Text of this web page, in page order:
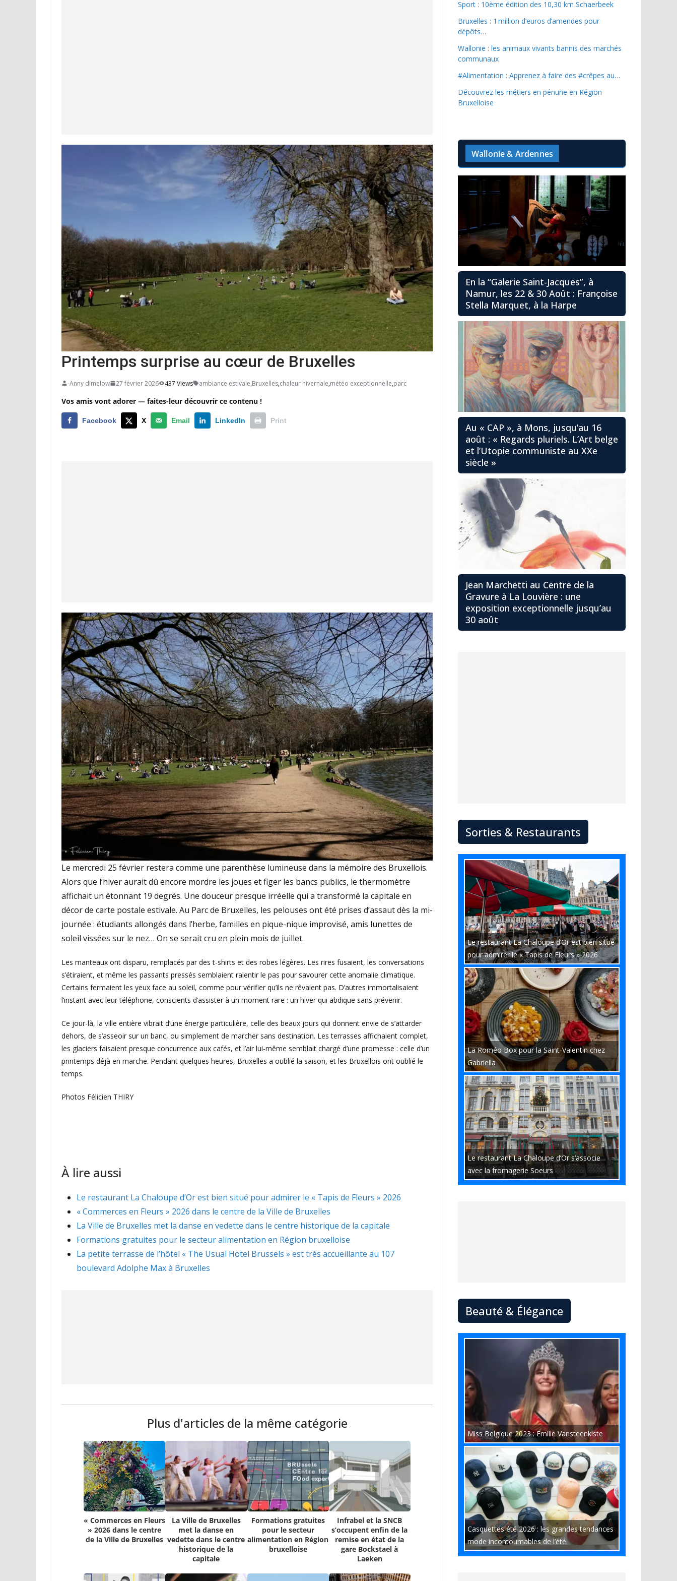
Printemps surprise au cœur de Bruxelles
-Anny dimelow 27 février 2026 437 Views ambiance estivale,Bruxelles,chaleur hivernale,météo exceptionnelle,parc
Vos amis vont adorer — faites-leur découvrir ce contenu !
Facebook X Email LinkedIn Print
Le mercredi 25 février restera comme une parenthèse lumineuse dans la mémoire des Bruxellois.
Alors que l’hiver aurait dû encore mordre les joues et figer les bancs publics, le thermomètre
affichait un étonnant 19 degrés. Une douceur presque irréelle qui a transformé la capitale en
décor de carte postale estivale. Au Parc de Bruxelles, les pelouses ont été prises d’assaut dès la mi-
journée : étudiants allongés dans l’herbe, familles en pique-nique improvisé, amis lunettes de
soleil vissées sur le nez… On se serait cru en plein mois de juillet.
Les manteaux ont disparu, remplacés par des t-shirts et des robes légères. Les rires fusaient, les conversations
s’étiraient, et même les passants pressés semblaient ralentir le pas pour savourer cette anomalie climatique.
Certains fermaient les yeux face au soleil, comme pour vérifier qu’ils ne rêvaient pas. D’autres immortalisaient
l’instant avec leur téléphone, conscients d’assister à un moment rare : un hiver qui abdique sans prévenir.
Ce jour-là, la ville entière vibrait d’une énergie particulière, celle des beaux jours qui donnent envie de s’attarder
dehors, de s’asseoir sur un banc, ou simplement de marcher sans destination. Les terrasses affichaient complet,
les glaciers faisaient presque concurrence aux cafés, et l’air lui-même semblait chargé d’une promesse : celle d’un
printemps déjà en marche. Pendant quelques heures, Bruxelles a oublié la saison, et les Bruxellois ont oublié le
temps.
Photos Félicien THIRY
À lire aussi
Le restaurant La Chaloupe d’Or est bien situé pour admirer le « Tapis de Fleurs » 2026
« Commerces en Fleurs » 2026 dans le centre de la Ville de Bruxelles
La Ville de Bruxelles met la danse en vedette dans le centre historique de la capitale
Formations gratuites pour le secteur alimentation en Région bruxelloise
La petite terrasse de l’hôtel « The Usual Hotel Brussels » est très accueillante au 107
boulevard Adolphe Max à Bruxelles
Plus d'articles de la même catégorie
« Commerces en Fleurs
» 2026 dans le centre
de la Ville de Bruxelles
La Ville de Bruxelles
met la danse en
vedette dans le centre
historique de la
capitale
Formations gratuites
pour le secteur
alimentation en Région
bruxelloise
Infrabel et la SNCB
s’occupent enfin de la
remise en état de la
gare Bockstael à
Laeken
Sport : 10ème édition des 10,30 km Schaerbeek
Bruxelles : 1 million d’euros d’amendes pour
dépôts…
Wallonie : les animaux vivants bannis des marchés
communaux
#Alimentation : Apprenez à faire des #crêpes au…
Découvrez les métiers en pénurie en Région
Bruxelloise
Wallonie & Ardennes
En la “Galerie Saint-Jacques”, à
Namur, les 22 & 30 Août : Françoise
Stella Marquet, à la Harpe
Au « CAP », à Mons, jusqu’au 16
août : « Regards pluriels. L’Art belge
et l’Utopie communiste au XXe
siècle »
Jean Marchetti au Centre de la
Gravure à La Louvière : une
exposition exceptionnelle jusqu’au
30 août
Sorties & Restaurants
Le restaurant La Chaloupe d’Or est bien situé
pour admirer le « Tapis de Fleurs » 2026
La Roméo Box pour la Saint-Valentin chez
Gabriella
Le restaurant La Chaloupe d’Or s’associe
avec la fromagerie Soeurs
Beauté & Élégance
Miss Belgique 2023 : Emilie Vansteenkiste
Casquettes été 2026 : les grandes tendances
mode incontournables de l’été